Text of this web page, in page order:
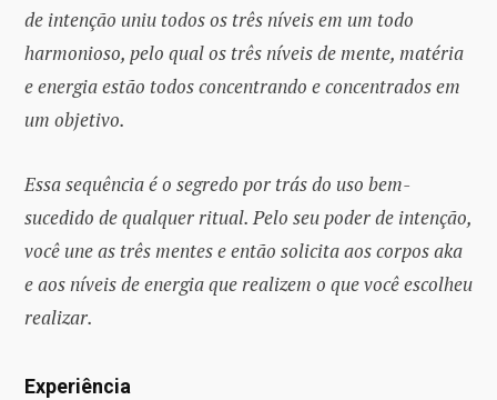
de intenção uniu todos os três níveis em um todo
harmonioso, pelo qual os três níveis de mente, matéria
e energia estão todos concentrando e concentrados em
um objetivo.
Essa sequência é o segredo por trás do uso bem-
sucedido de qualquer ritual. Pelo seu poder de intenção,
você une as três mentes e então solicita aos corpos aka
e aos níveis de energia que realizem o que você escolheu
realizar.
Experiência